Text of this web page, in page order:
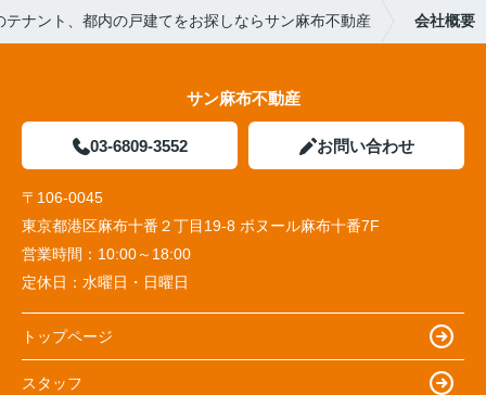
テナント、都内の戸建てをお探しならサン麻布不動産 会社概要
サン麻布不動産
03-6809-3552 お問い合わせ
〒106-0045
東京都港区麻布十番２丁目19-8 ボヌール麻布十番7F
営業時間： 10:00～18:00
定休日： 水曜日・日曜日
トップページ
スタッフ